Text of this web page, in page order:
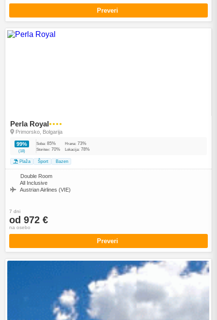
Preveri
Perla Royal●●●●
Primorsko, Bolgarija
99%
(18)
Soba: 85% Hrana: 73%
Storitev: 70% Lokacija: 78%
Plaža Šport Bazen
Double Room
All Inclusive
Austrian Airlines (VIE)
7 dni
od 972 €
na osebo
Preveri